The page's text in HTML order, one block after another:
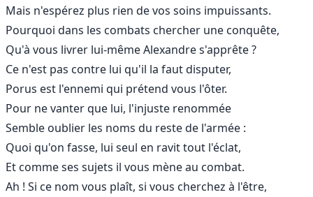
Mais n'espérez plus rien de vos soins impuissants.
Pourquoi dans les combats chercher une conquête,
Qu'à vous livrer lui-même Alexandre s'apprête ?
Ce n'est pas contre lui qu'il la faut disputer,
Porus est l'ennemi qui prétend vous l'ôter.
Pour ne vanter que lui, l'injuste renommée
Semble oublier les noms du reste de l'armée :
Quoi qu'on fasse, lui seul en ravit tout l'éclat,
Et comme ses sujets il vous mène au combat.
Ah ! Si ce nom vous plaît, si vous cherchez à l'être,